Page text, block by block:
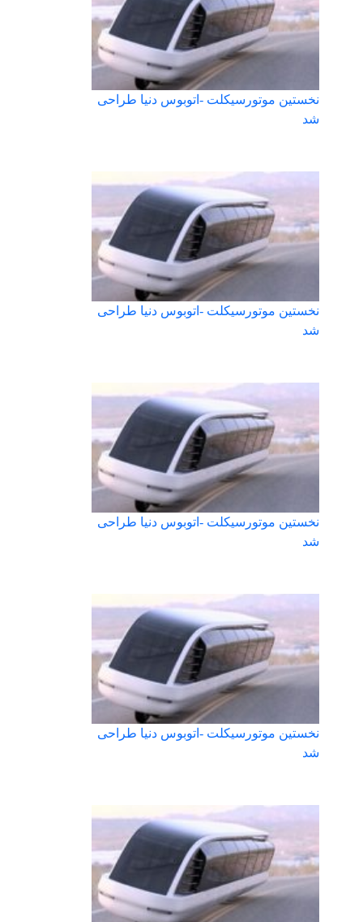
نخستین موتورسیکلت -اتوبوس دنیا طراحی
شد
نخستین موتورسیکلت -اتوبوس دنیا طراحی
شد
نخستین موتورسیکلت -اتوبوس دنیا طراحی
شد
نخستین موتورسیکلت -اتوبوس دنیا طراحی
شد